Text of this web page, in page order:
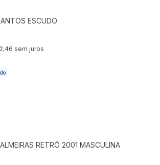
ESCUDO
sem juros
RETRÔ 2001 MASCULINA